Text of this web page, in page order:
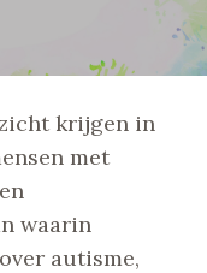
krijgen in
met
waarin
autisme,